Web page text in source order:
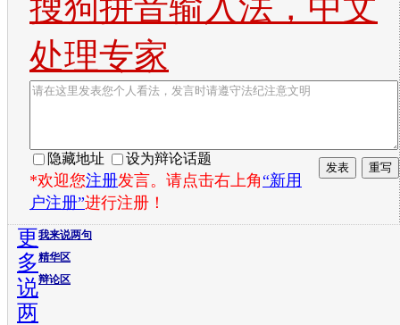
处理专家
隐藏地址 设为辩论话题
*欢迎您注册发言。请点击右上角“新用
户注册”进行注册！
我来说两句
精华区
辩论区
更
多
说
两